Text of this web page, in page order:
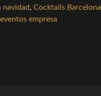
navidad, Cocktails Barcelona
eventos empresa